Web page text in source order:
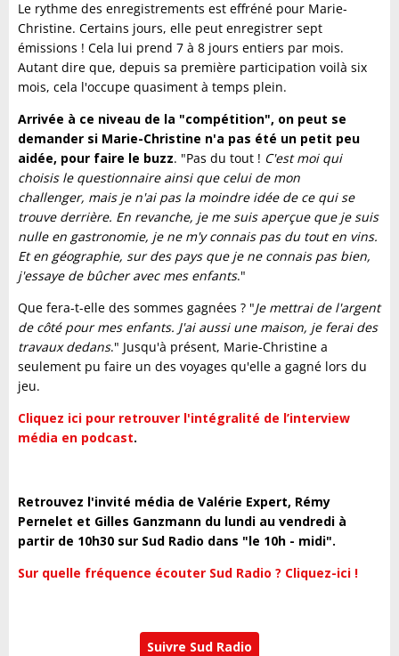
Le rythme des enregistrements est effréné pour Marie-
Christine. Certains jours, elle peut enregistrer sept
émissions ! Cela lui prend 7 à 8 jours entiers par mois.
Autant dire que, depuis sa première participation voilà six
mois, cela l'occupe quasiment à temps plein.
Arrivée à ce niveau de la "compétition", on peut se
demander si Marie-Christine n'a pas été un petit peu
aidée, pour faire le buzz. "Pas du tout ! C'est moi qui
choisis le questionnaire ainsi que celui de mon
challenger, mais je n'ai pas la moindre idée de ce qui se
trouve derrière. En revanche, je me suis aperçue que je suis
nulle en gastronomie, je ne m'y connais pas du tout en vins.
Et en géographie, sur des pays que je ne connais pas bien,
j'essaye de bûcher avec mes enfants."
Que fera-t-elle des sommes gagnées ? "Je mettrai de l'argent
de côté pour mes enfants. J'ai aussi une maison, je ferai des
travaux dedans." Jusqu'à présent, Marie-Christine a
seulement pu faire un des voyages qu'elle a gagné lors du
jeu.
Cliquez ici pour retrouver l'intégralité de l’interview
média en podcast.
Retrouvez l'invité média de Valérie Expert, Rémy
Pernelet et Gilles Ganzmann du lundi au vendredi à
partir de 10h30 sur Sud Radio dans "le 10h - midi".
Sur quelle fréquence écouter Sud Radio ? Cliquez-ici !
Suivre Sud Radio